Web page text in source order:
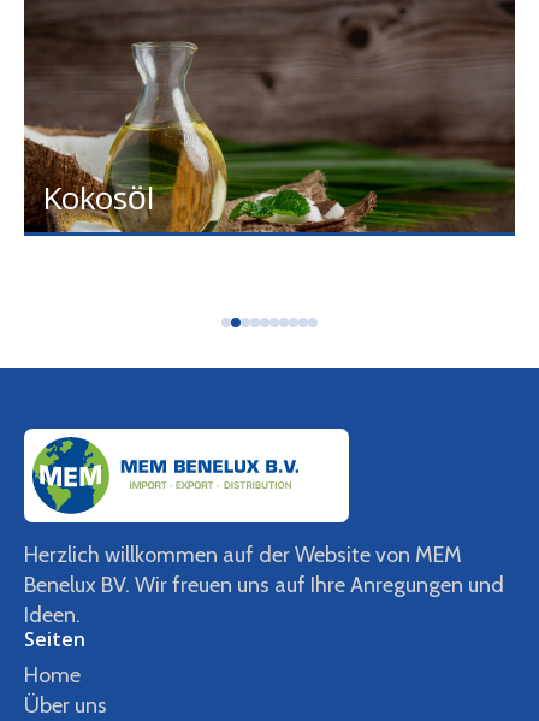
Kokosöl
Herzlich willkommen auf der Website von MEM
Benelux BV. Wir freuen uns auf Ihre Anregungen und
Ideen.
Seiten
Home
Über uns